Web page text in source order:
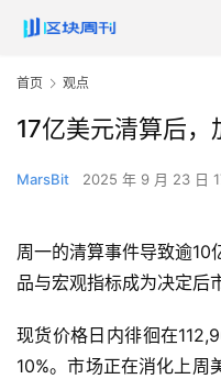
首页 观点
17亿美元清算后，
MarsBit 2025 年 9 月 23 日
周一的清算事件导致逾10
品与宏观指标成为决定后
现货价格日内徘徊在
10%。市场正在消化上周